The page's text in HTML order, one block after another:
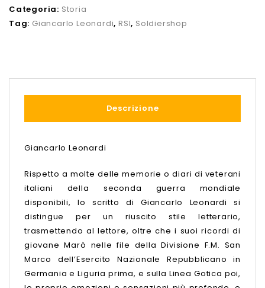
Categoria: Storia
Tag: Giancarlo Leonardi,RSI, Soldiershop
Descrizione
Giancarlo Leonardi
Rispetto a molte delle memorie o diari di veterani
italiani della seconda guerra mondiale
disponibili, lo scritto di Giancarlo Leonardi si
distingue per un riuscito stile letterario,
trasmettendo al lettore, oltre che i suoi ricordi di
giovane Marò nelle file della Divisione F.M. San
Marco dell’Esercito Nazionale Repubblicano in
Germania e Liguria prima, e sulla Linea Gotica poi,